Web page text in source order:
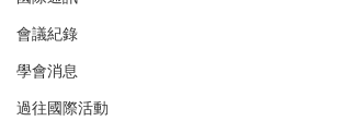
會議紀錄
學會消息
過往國際活動